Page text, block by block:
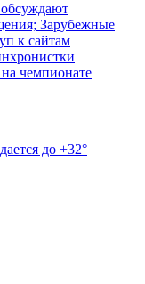
Зарубежные
к сайтам
чемпионате
до +32°